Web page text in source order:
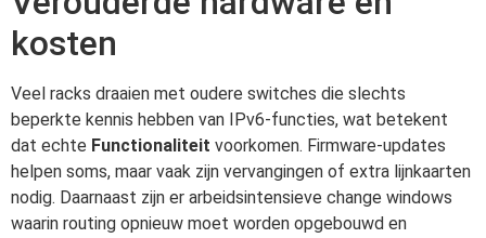
kosten
Veel racks draaien met oudere switches die slechts
beperkte kennis hebben van IPv6-functies, wat betekent
dat echte Functionaliteit voorkomen. Firmware-updates
helpen soms, maar vaak zijn vervangingen of extra lijnkaarten
nodig. Daarnaast zijn er arbeidsintensieve change windows
waarin routing opnieuw moet worden opgebouwd en